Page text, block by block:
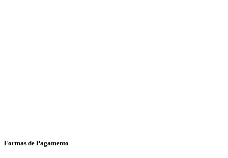
Formas de Pagamento